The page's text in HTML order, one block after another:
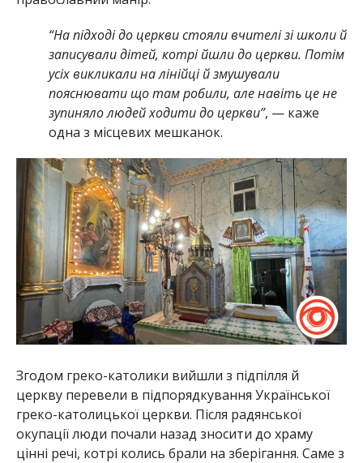
“На підході до церкви стояли вчителі зі школи й
записували дітей, котрі йшли до церкви. Потім
усіх викликали на лінійці й змушували
пояснювати що там робили, але навіть це не
зупиняло людей ходити до церкви”, — каже
одна з місцевих мешканок.
Згодом греко-католики вийшли з підпілля й
церкву перевели в підпорядкування Української
греко-католицької церкви. Після радянської
окупації люди почали назад зносити до храму
цінні речі, котрі колись брали на зберігання. Саме з